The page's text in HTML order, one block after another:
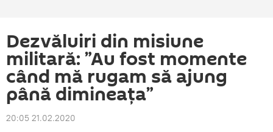
Dezvăluiri din misiune
militară: ”Au fost momente
când mă rugam să ajung
până dimineața”
20:05 21.02.2020